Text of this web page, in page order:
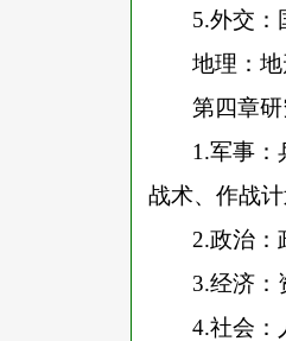
5.外交：
地理：
第四章研
1.军事：
战术、作战计
2.政治：
3.经济：
4.社会：